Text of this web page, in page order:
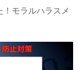
モラルハラスメ